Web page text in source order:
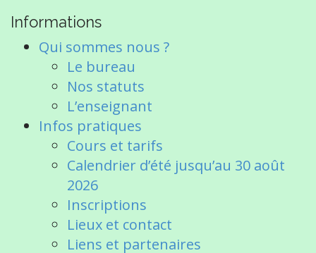
Informations
Qui sommes nous ?
Le bureau
Nos statuts
L’enseignant
Infos pratiques
Cours et tarifs
Calendrier d’été jusqu’au 30 août
2026
Inscriptions
Lieux et contact
Liens et partenaires